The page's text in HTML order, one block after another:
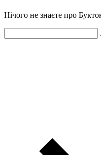
Нічого не знаєте про